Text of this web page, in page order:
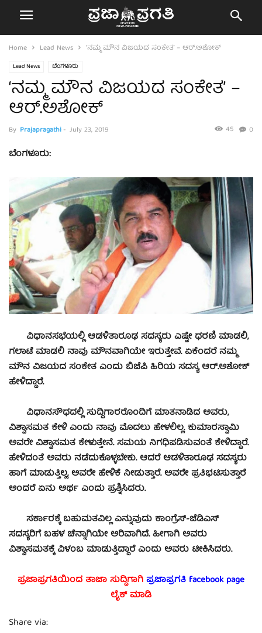
Home Lead News ‘ನಮ್ಮ ಮೌನ ವಿಜಯದ ಸಂಕೇತ’ – ಆರ್.ಅಶೋಕ್
Lead News ಬೆಂಗಳೂರು
‘ನಮ್ಮ ಮೌನ ವಿಜಯದ ಸಂಕೇತ’ –
ಆರ್.ಅಶೋಕ್
By Prajapragathi- July 23, 2019 0
45
ಬೆಂಗಳೂರು:
ವಿಧಾನಸಭೆಯಲ್ಲಿ ಆಡಳಿತಾರೂಢ ಸದಸ್ಯರು ಎಷ್ಟೇ ಧರಣಿ ಮಾಡಲಿ,
ಗಲಾಟೆ ಮಾಡಲಿ ನಾವು ಮೌನವಾಗಿಯೇ ಇರುತ್ತೇವೆ. ಏಕೆಂದರೆ ನಮ್ಮ
ಮೌನ ವಿಜಯದ ಸಂಕೇತ ಎಂದು ಬಿಜೆಪಿ ಹಿರಿಯ ಸದಸ್ಯ ಆರ್.ಅಶೋಕ್
ಹೇಳಿದ್ದಾರೆ‌.
ವಿಧಾನಸೌಧದಲ್ಲಿ ಸುದ್ದಿಗಾರರೊಂದಿಗೆ ಮಾತನಾಡಿದ ಅವರು,
ವಿಶ್ವಾಸಮತ ಕೇಳಿ ಎಂದು ನಾವು ಮೊದಲು ಹೇಳಲಿಲ್ಲ. ಕುಮಾರಸ್ವಾಮಿ
ಅವರೇ ವಿಶ್ವಾಸಮತ ಕೇಳುತ್ತೇನೆ. ಸಮಯ ನಿಗಧಿಪಡಿಸುವಂತೆ ಕೇಳಿದ್ದಾರೆ.
ಹೇಳಿದಂತೆ ಅವರು ನಡೆದುಕೊಳ್ಳಬೇಕು. ಆದರೆ ಆಡಳಿತಾರೂಢ ಸದಸ್ಯರು
ಹಾಗೆ ಮಾಡುತ್ತಿಲ್ಲ, ಅವರೇ ಹೇಳಿಕೆ ನೀಡುತ್ತಾರೆ. ಅವರೇ ಪ್ರತಿಭಟಿಸುತ್ತಾರೆ
ಅಂದರೆ ಏನು ಅರ್ಥ ಎಂದು ಪ್ರಶ್ನಿಸಿದರು.
ಸರ್ಕಾರಕ್ಕೆ ಬಹುಮತವಿಲ್ಲ ಎನ್ನುವುದು ಕಾಂಗ್ರೆಸ್-ಜೆಡಿಎಸ್
ಸದಸ್ಯರಿಗೆ ಬಹಳ ಚೆನ್ನಾಗಿಯೇ ಅರಿವಾಗಿದೆ. ಹೀಗಾಗಿ ಅವರು
ವಿಶ್ವಾಸಮತಕ್ಕೆ ವಿಳಂಬ ಮಾಡುತ್ತಿದ್ದಾರೆ ಎಂದು ಅವರು ಟೀಕಿಸಿದರು.
ಪ್ರಜಾಪ್ರಗತಿಯಿಂದ ತಾಜಾ ಸುದ್ದಿಗಾಗಿಪ್ರಜಾಪ್ರಗತಿ facebookpage
ಲೈಕ್ ಮಾಡಿ
Share via: